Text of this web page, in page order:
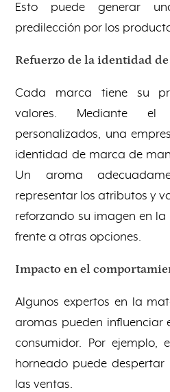
Esto puede generar
predilección por los
Refuerzo de la identidad
Cada marca tiene su
valores. Mediante
personalizados, una
identidad de marca de
Un aroma
representar los atributos y
reforzando su imagen en
frente a otras opciones.
Impacto en el
Algunos expertos en la
aromas pueden influenciar
consumidor. Por ejemplo,
horneado puede
las ventas.